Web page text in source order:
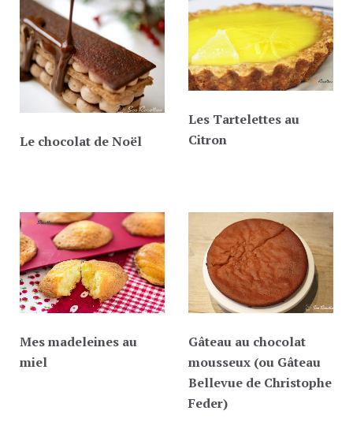
Le chocolat de Noël
Les Tartelettes au
Citron
Mes madeleines au
miel
Gâteau au chocolat
mousseux (ou Gâteau
Bellevue de Christophe
Feder)